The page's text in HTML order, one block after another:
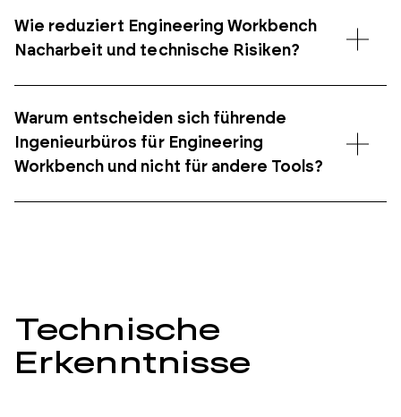
Wie reduziert Engineering Workbench
Nacharbeit und technische Risiken?
Warum entscheiden sich führende
Ingenieurbüros für Engineering
Workbench und nicht für andere Tools?
Technische
Erkenntnisse